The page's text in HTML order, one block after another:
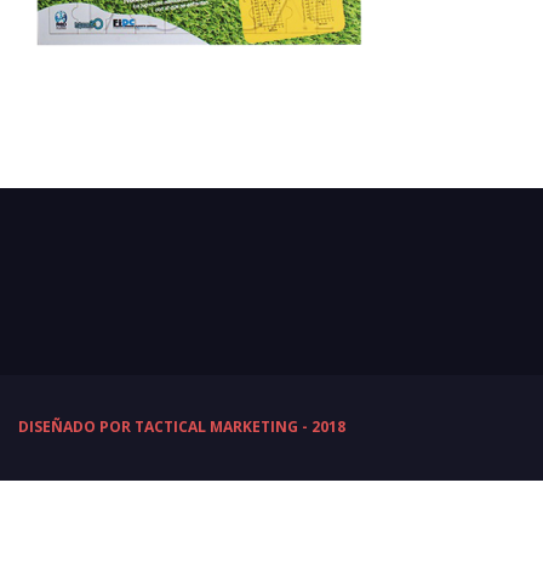
DISEÑADO POR TACTICAL MARKETING - 2018